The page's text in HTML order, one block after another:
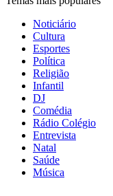
Noticiário
Cultura
Esportes
Política
Religião
Infantil
DJ
Comédia
Rádio Colégio
Entrevista
Natal
Saúde
Música